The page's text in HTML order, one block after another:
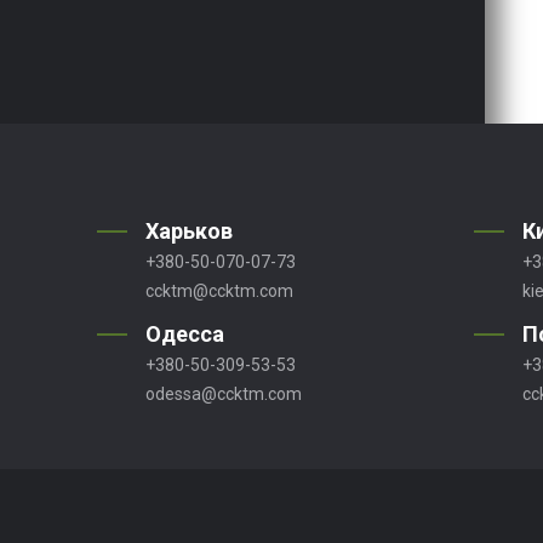
Харьков
+380-50-070-07-73
ccktm@ccktm.com
Одесса
+380-50-309-53-53
odessa@ccktm.com